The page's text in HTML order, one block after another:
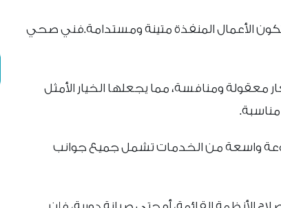
الأعمال المنفذة متينة ومستدامة.فني صحي
معقولة ومنافسة، مما يجعلها الخيار الأمثل
مناسبة.
واسعة من الخدمات تشمل جميع جوانب